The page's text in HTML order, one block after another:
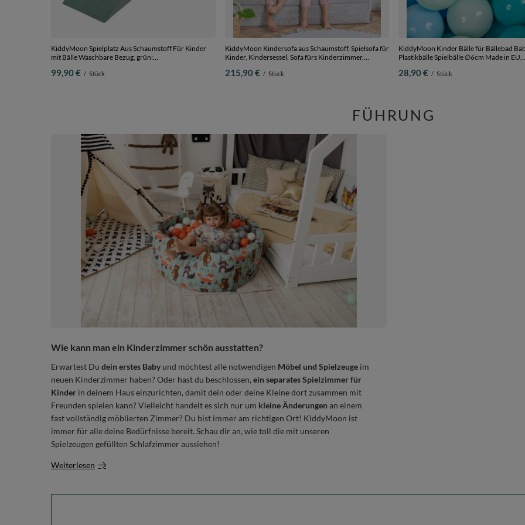
KiddyMoon Spielplatz Aus Schaumstoff Für Kinder
mit Bälle Waschbare Bezug, grün:
Bällebad (200 Bälle) + Zwickel
99,90 € / Stück
KiddyMoon Kindersofa aus Schaumstoff, Spielsofa für
Kinder, Kindersessel, Sofa fürs Kinderzimmer,
215,90 € / Stück
KiddyMoon Kinder Bälle für Bällebad
Plastikbälle Spielbälle ∅6cm Made in EU,
28,90 € / Stück
FÜHRUNG
Wie kann man ein Kinderzimmer schön ausstatten?
Erwartest Du dein erstes Baby und möchtest alle notwendigen Möbel und Spielzeuge im
neuen Kinderzimmer haben? Oder hast du beschlossen, ein separates Spielzimmer für
Kinder in deinem Haus einzurichten, damit dein oder deine Kleine dort zusammen mit
Freunden spielen kann? Vielleicht handelt es sich nur um kleine Änderungen an einem
fast vollständig möblierten Zimmer? Du bist immer am richtigen Ort! KiddyMoon ist
immer für alle deine Bedürfnisse bereit. Schau dir an, wie toll die mit unseren
Spielzeugen gefüllten Schlafzimmer aussiehen!
Weiterlesen